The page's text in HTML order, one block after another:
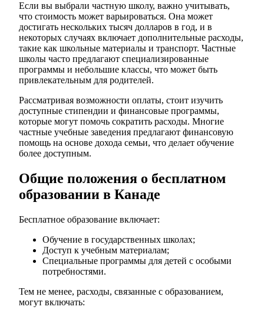
Если вы выбрали частную школу, важно учитывать,
что стоимость может варьироваться. Она может
достигать нескольких тысяч долларов в год, и в
некоторых случаях включает дополнительные расходы,
такие как школьные материалы и транспорт. Частные
школы часто предлагают специализированные
программы и небольшие классы, что может быть
привлекательным для родителей.
Рассматривая возможности оплаты, стоит изучить
доступные стипендии и финансовые программы,
которые могут помочь сократить расходы. Многие
частные учебные заведения предлагают финансовую
помощь на основе дохода семьи, что делает обучение
более доступным.
Общие положения о бесплатном
образовании в Канаде
Бесплатное образование включает:
Обучение в государственных школах;
Доступ к учебным материалам;
Специальные программы для детей с особыми
потребностями.
Тем не менее, расходы, связанные с образованием,
могут включать: